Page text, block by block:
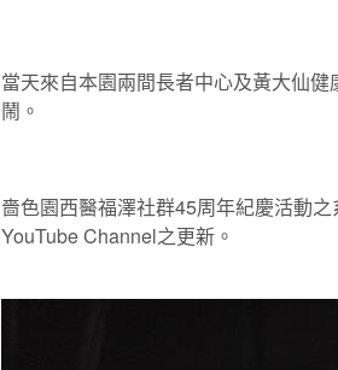
當天來自本園兩間長者中心及黃大仙
鬧。
嗇色園西醫福澤社群45周年紀慶活動
YouTube Channel之更新。